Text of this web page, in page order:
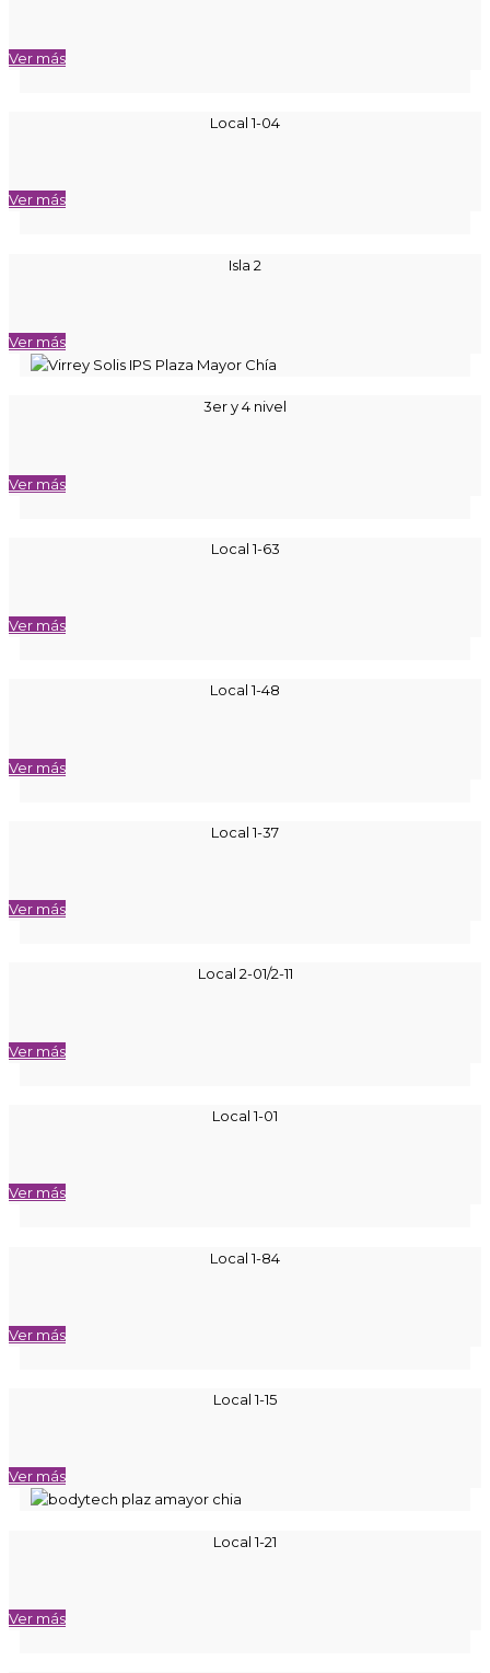
Ver más
Local 1-04
Ver más
Isla 2
Ver más
3er y 4 nivel
Ver más
Local 1-63
Ver más
Local 1-48
Ver más
Local 1-37
Ver más
Local 2-01/2-11
Ver más
Local 1-01
Ver más
Local 1-84
Ver más
Local 1-15
Ver más
Local 1-21
Ver más